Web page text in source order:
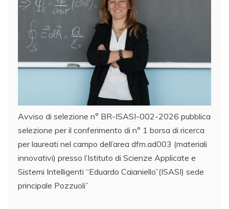
Avviso di selezione n° BR-ISASI-002-2026 pubblica
selezione per il conferimento di n° 1 borsa di ricerca
per laureati nel campo dell’area dfm.ad003 (materiali
innovativi) presso l’Istituto di Scienze Applicate e
Sistemi Intelligenti “Eduardo Caianiello”(ISASI) sede
principale Pozzuoli”